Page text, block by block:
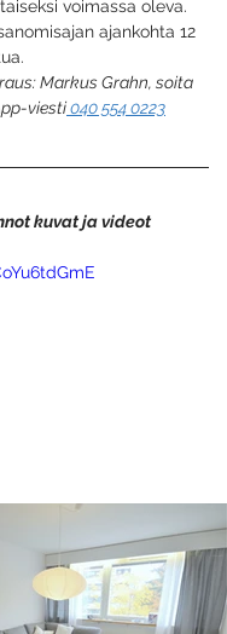
voimassa oleva.
ajankohta 12
Markus Grahn, soita
viesti 040 554 0223
kuvat ja videot